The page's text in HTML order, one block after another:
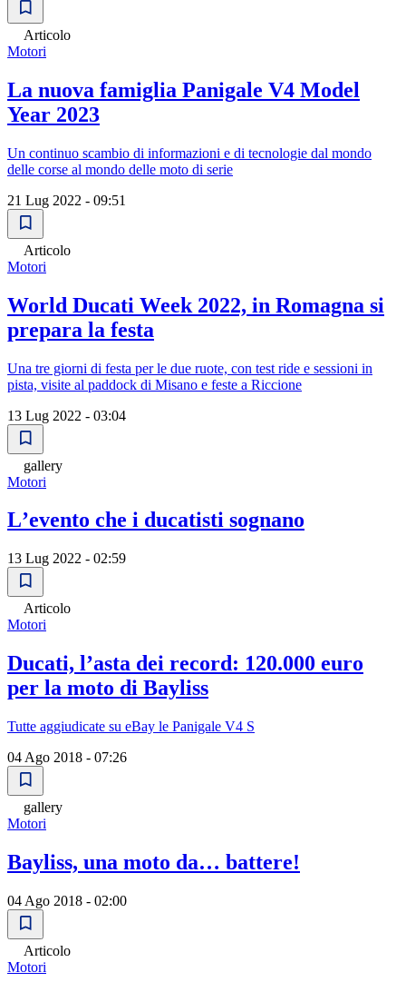
Articolo
Motori
La nuova famiglia Panigale V4 Model
Year 2023
Un continuo scambio di informazioni e di tecnologie dal mondo
delle corse al mondo delle moto di serie
21 Lug 2022 - 09:51
Articolo
Motori
World Ducati Week 2022, in Romagna si
prepara la festa
Una tre giorni di festa per le due ruote, con test ride e sessioni in
pista, visite al paddock di Misano e feste a Riccione
13 Lug 2022 - 03:04
gallery
Motori
Lʼevento che i ducatisti sognano
13 Lug 2022 - 02:59
Articolo
Motori
Ducati, lʼasta dei record: 120.000 euro
per la moto di Bayliss
Tutte aggiudicate su eBay le Panigale V4 S
04 Ago 2018 - 07:26
gallery
Motori
Bayliss, una moto da… battere!
04 Ago 2018 - 02:00
Articolo
Motori